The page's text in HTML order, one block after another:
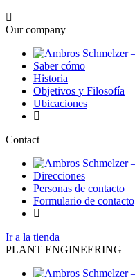
Our company
Saber cómo
Historia
Objetivos y Filosofía
Ubicaciones
Contact
Direcciones
Personas de contacto
Formulario de contacto
Ir a la tienda
PLANT ENGINEERING